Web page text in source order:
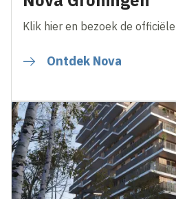
Klik hier en bezoek de
Ontdek Nova